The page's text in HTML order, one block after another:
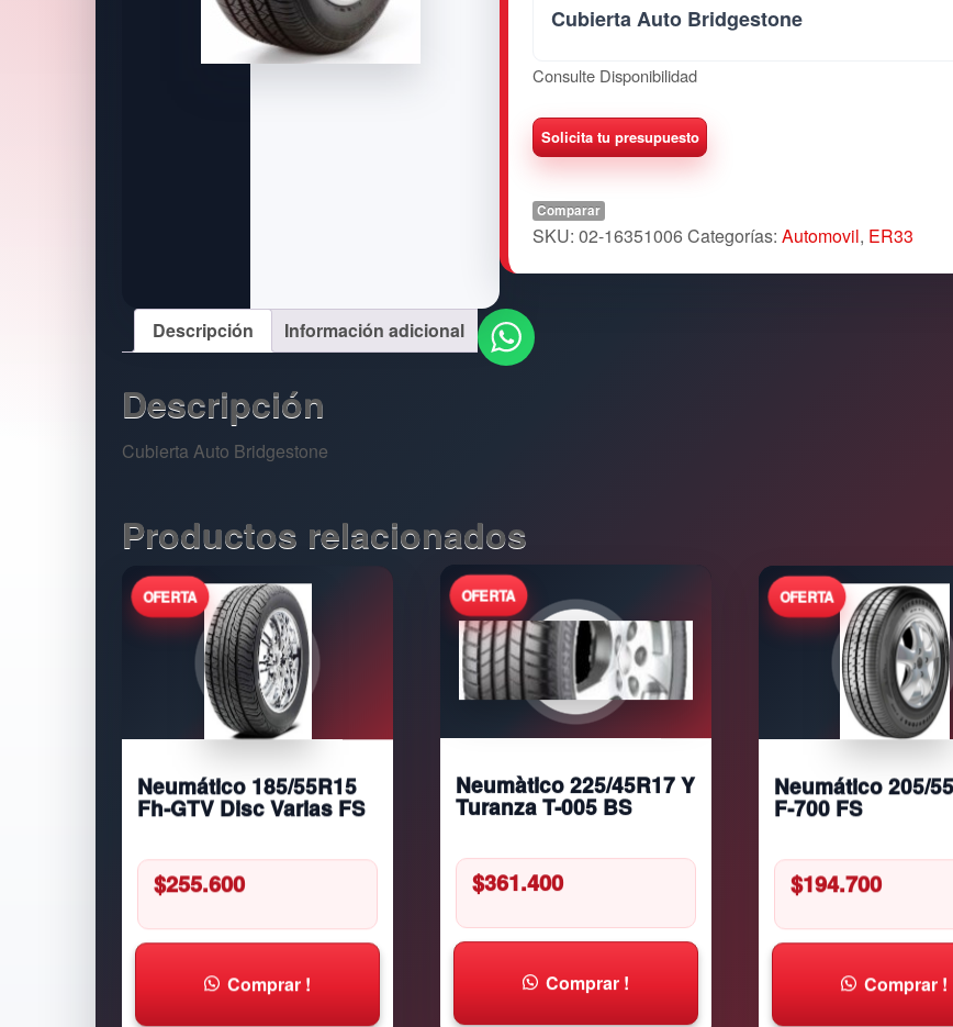
Cubierta Auto Bridgestone
Consulte Disponibilidad
Comparar
SKU: 02-16351006Categorías: Automovil, ER33
Descripción Información adicional
Descripción
Cubierta Auto Bridgestone
Productos relacionados
Neumático 185/55R15
Fh-GTV Disc Varias FS
$255.600
Comprar !
Neumàtico 225/45R17 Y
Turanza T-005 BS
$361.400
Comprar !
Neumático 205/
F-700 FS
$194.700
Comprar !